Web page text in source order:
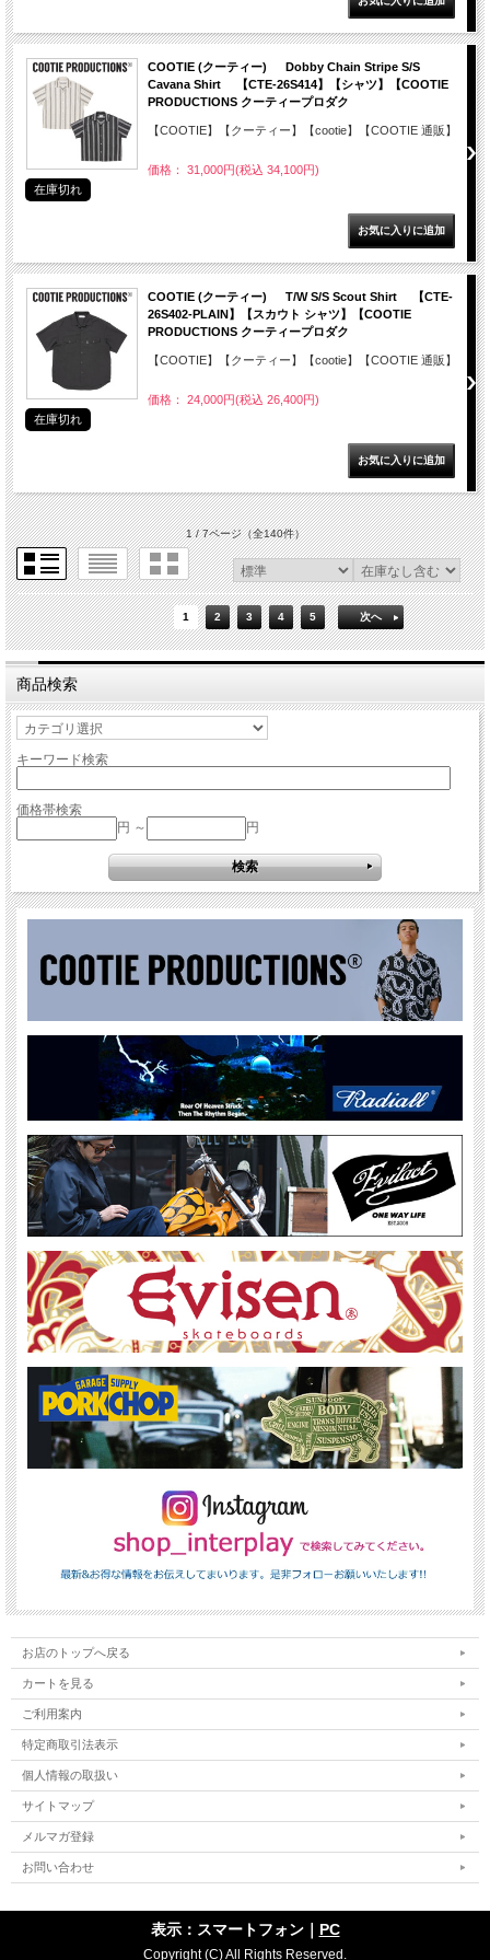
COOTIE (クーティー) Dobby Chain Stripe S/S
Cavana Shirt 【CTE-26S414】【シャツ】【COOTIE
PRODUCTIONS クーティープロダク
【COOTIE】【クーティー】【cootie】【COOTIE 通販】
価格： 31,000円(税込 34,100円)
在庫切れ
COOTIE (クーティー) T/W S/S Scout Shirt 【CTE-
26S402-PLAIN】【スカウト シャツ】【COOTIE
PRODUCTIONS クーティープロダク
【COOTIE】【クーティー】【cootie】【COOTIE 通販】
価格： 24,000円(税込 26,400円)
在庫切れ
1 / 7ページ（全140件）
1 2 3 4 5 次へ
商品検索
キーワード検索
価格帯検索
円 ～
円
お店のトップへ戻る
カートを見る
ご利用案内
特定商取引法表示
個人情報の取扱い
サイトマップ
メルマガ登録
お問い合わせ
表示：スマートフォン｜ PC
Copyright (C) All Rights Reserved.